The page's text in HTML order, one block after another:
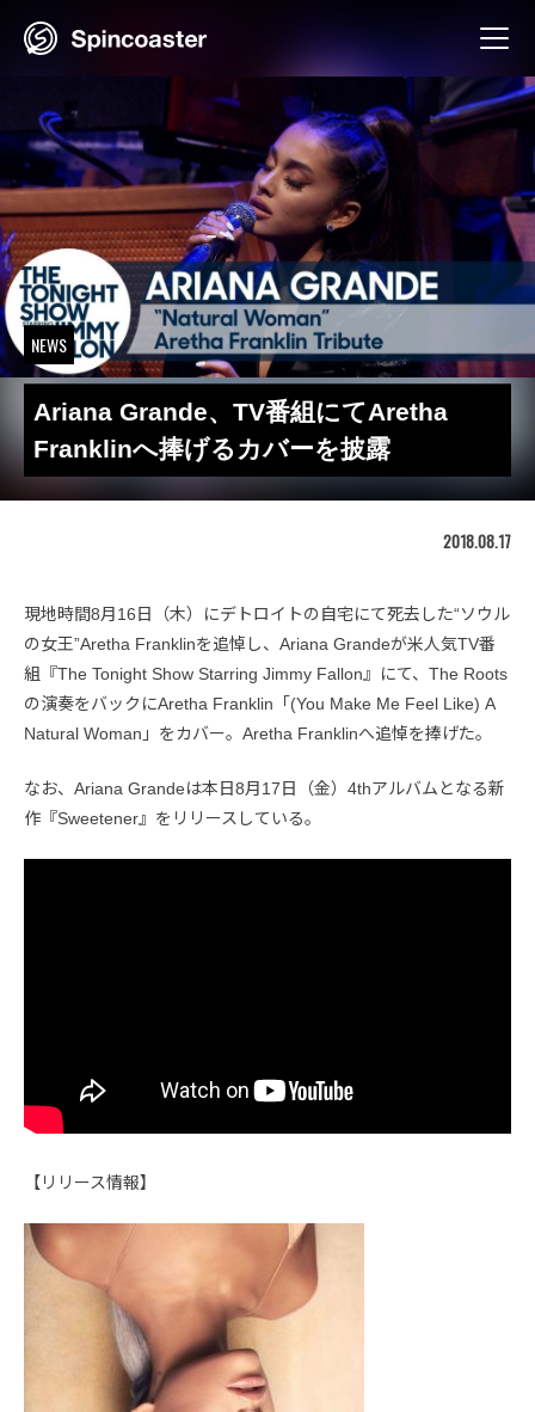
NEWS
Ariana Grande、TV番組にてAretha
Franklinへ捧げるカバーを披露
2018.08.17
現地時間8月16日（木）にデトロイトの自宅にて死去した“ソウル
の女王”Aretha Franklinを追悼し、Ariana Grandeが米人気TV番
組『The Tonight Show Starring Jimmy Fallon』にて、The Roots
の演奏をバックにAretha Franklin「(You Make Me Feel Like) A
Natural Woman」をカバー。Aretha Franklinへ追悼を捧げた。
なお、Ariana Grandeは本日8月17日（金）4thアルバムとなる新
作『Sweetener』をリリースしている。
【リリース情報】